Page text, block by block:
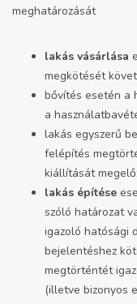
meghatározását
lakás vásárlása
megkötését
bővítés esetén a
a
lakás egyszerű
felépítés
kiállítását
lakás építése
szóló határozat
igazoló hatósági
bejelentéshez
megtörténtét
(illetve bizonyos